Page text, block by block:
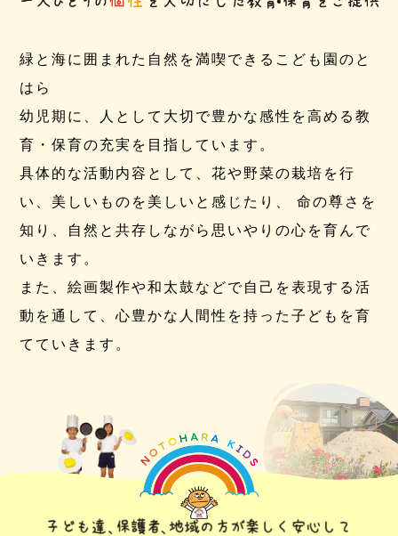
緑と海に囲まれた自然を満喫できるこども園のと
はら
幼児期に、人として大切で豊かな感性を高める教
育・保育の充実を目指しています。
具体的な活動内容として、花や野菜の栽培を行
い、美しいものを美しいと感じたり、 命の尊さを
知り、自然と共存しながら思いやりの心を育んで
いきます。
また、絵画製作や和太鼓などで自己を表現する活
動を通して、心豊かな人間性を持った子どもを育
てていきます。